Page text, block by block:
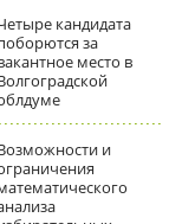
кандидата
за
место в
и